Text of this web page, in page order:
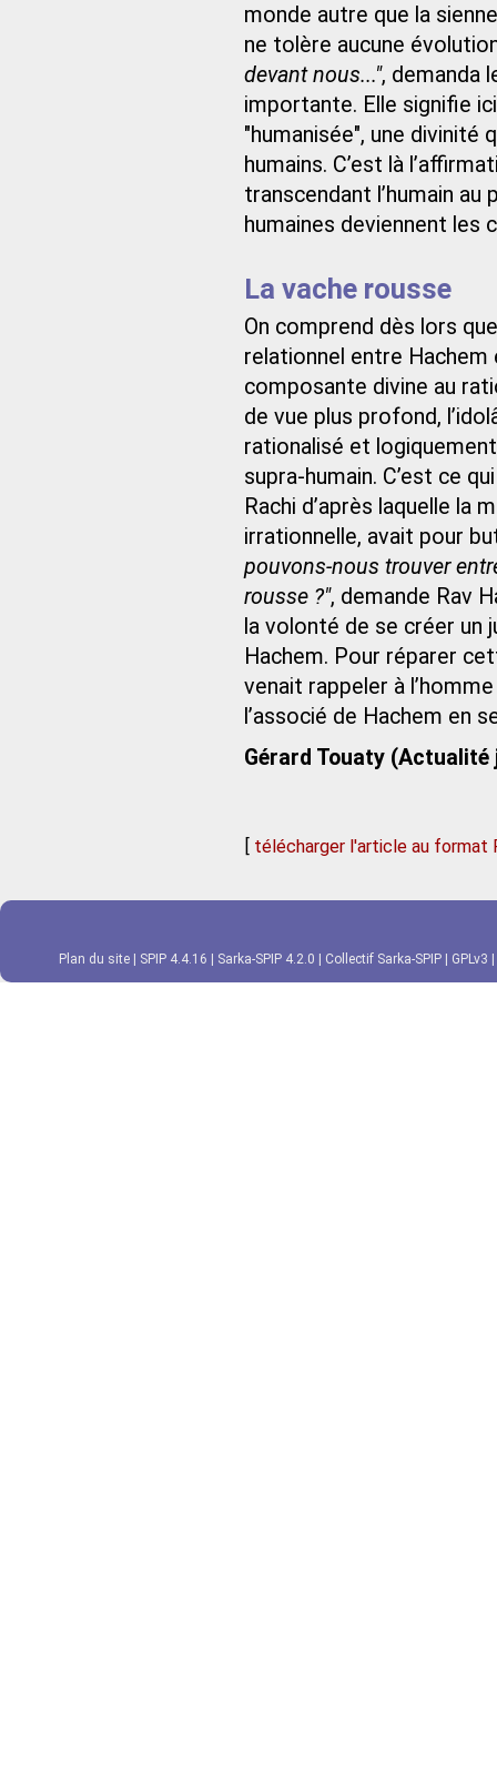
monde autre que la
ne tolère aucune
devant nous...", demanda
importante. Elle signifie
"humanisée", une divinité
humains. C’est là
transcendant l’humain
humaines deviennent les
La vache rousse
On comprend dès lors
relationnel entre Hachem
composante divine au
de vue plus profond,
rationalisé et
supra-humain. C’est ce
Rachi d’après laquelle la
irrationnelle, avait pour
pouvons-nous trouver
rousse ?", demande Rav
la volonté de se créer un
Hachem. Pour réparer
venait rappeler à
l’associé de Hachem en
Gérard Touaty (Actualité
[ télécharger l'article au format
Plan du site SPIP 4.4.16 Sarka-SPIP 4.2.0 Collectif Sarka-SPIP GPLv3